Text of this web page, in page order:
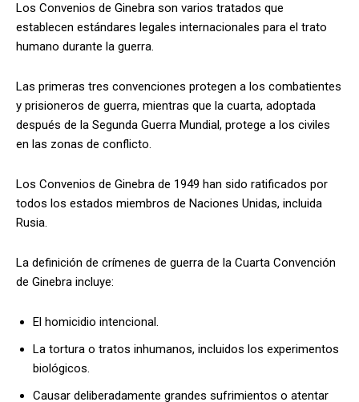
Los Convenios de Ginebra son varios tratados que
establecen estándares legales internacionales para el trato
humano durante la guerra.
Las primeras tres convenciones protegen a los combatientes
y prisioneros de guerra, mientras que la cuarta, adoptada
después de la Segunda Guerra Mundial, protege a los civiles
en las zonas de conflicto.
Los Convenios de Ginebra de 1949 han sido ratificados por
todos los estados miembros de Naciones Unidas, incluida
Rusia.
La definición de crímenes de guerra de la Cuarta Convención
de Ginebra incluye:
El homicidio intencional.
La tortura o tratos inhumanos, incluidos los experimentos
biológicos.
Causar deliberadamente grandes sufrimientos o atentar